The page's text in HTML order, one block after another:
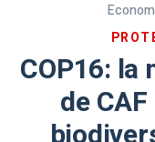
COP16:
de